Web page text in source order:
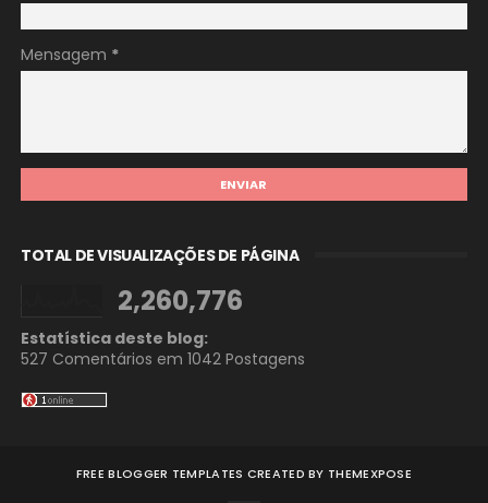
Mensagem *
TOTAL DE VISUALIZAÇÕES DE PÁGINA
2,260,776
Estatística deste blog:
527 Comentários em 1042 Postagens
FREE BLOGGER TEMPLATES CREATED BY THEMEXPOSE